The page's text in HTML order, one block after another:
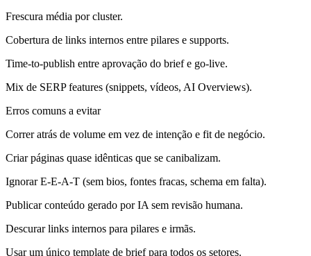
Frescura média por cluster.
Cobertura de links internos entre pilares e supports.
Time‑to‑publish entre aprovação do brief e go‑live.
Mix de SERP features (snippets, vídeos, AI Overviews).
Erros comuns a evitar
Correr atrás de volume em vez de intenção e fit de negócio.
Criar páginas quase idênticas que se canibalizam.
Ignorar E‑E‑A‑T (sem bios, fontes fracas, schema em falta).
Publicar conteúdo gerado por IA sem revisão humana.
Descurar links internos para pilares e irmãs.
Usar um único template de brief para todos os setores.